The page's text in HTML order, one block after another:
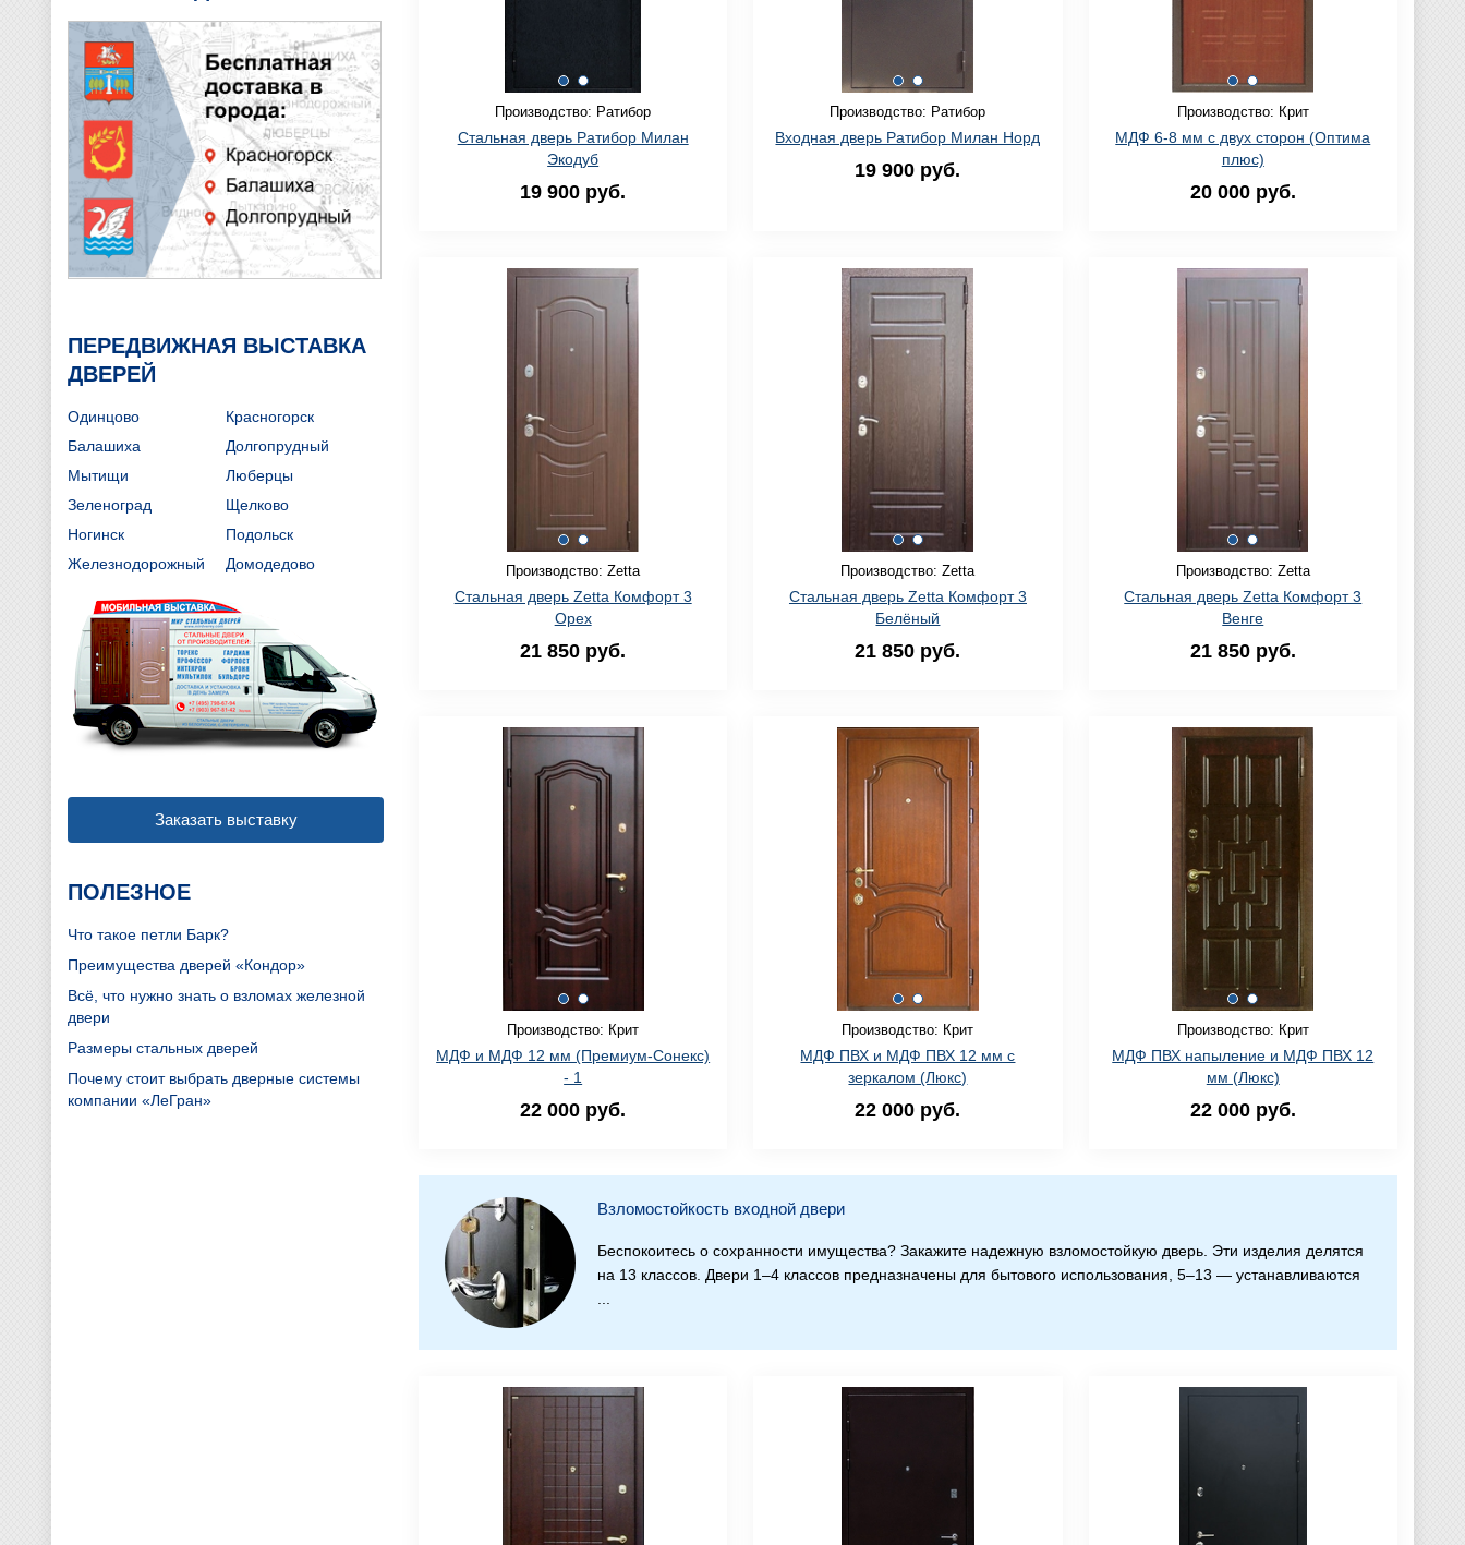
Производство: Ратибор
Стальная дверь Ратибор Милан
Экодуб
19 900 руб.
Производство: Ратибор
Входная дверь Ратибор Милан Норд
19 900 руб.
Производство: Крит
МДФ 6-8 мм с двух сторон (Оптима
плюс)
20 000 руб.
Производство: Zetta
Стальная дверь Zetta Комфорт 3
Орех
21 850 руб.
Производство: Zetta
Стальная дверь Zetta Комфорт 3
Белёный
21 850 руб.
Производство: Zetta
Стальная дверь Zetta Комфорт 3
Венге
21 850 руб.
Производство: Крит
МДФ и МДФ 12 мм (Премиум-Сонекс)
- 1
22 000 руб.
Производство: Крит
МДФ ПВХ и МДФ ПВХ 12 мм с
зеркалом (Люкс)
22 000 руб.
Производство: Крит
МДФ ПВХ напыление и МДФ ПВХ 12
мм (Люкс)
22 000 руб.
Взломостойкость входной двери
Беспокоитесь о сохранности имущества? Закажите надежную взломостойкую дверь. Эти изделия делятся
на 13 классов. Двери 1–4 классов предназначены для бытового использования, 5–13 — устанавливаются
ПЕРЕДВИЖНАЯ ВЫСТАВКА
ДВЕРЕЙ
Одинцово
Красногорск
Балашиха
Долгопрудный
Мытищи
Люберцы
Зеленоград
Щелково
Ногинск
Подольск
Железнодорожный
Домодедово
Заказать выставку
ПОЛЕЗНОЕ
Что такое петли Барк?
Преимущества дверей «Кондор»
Всё, что нужно знать о взломах железной
двери
Размеры стальных дверей
Почему стоит выбрать дверные системы
компании «ЛеГран»